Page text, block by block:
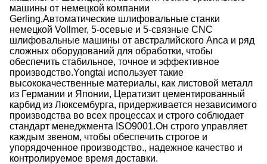
машины от немецкой компании
Gerling,Автоматические шлифовальные станки
немецкой Vollmer, 5-осевые и 5-связные CNC
шлифовальные машины от австралийского Anca и ряд
сложных оборудований для обработки, чтобы
обеспечить стабильное, точное и эффективное
производство.Yongtai использует такие
высококачественные материалы, как листовой металл
из Германии и Японии, Цератизит цементированный
карбид из Люксембурга, придерживается независимого
производства во всех процессах и строго соблюдает
стандарт менеджмента ISO9001.Он строго управляет
каждым звеном, чтобы обеспечить строгое и
упорядоченное производство., надежное качество и
контролируемое время доставки.